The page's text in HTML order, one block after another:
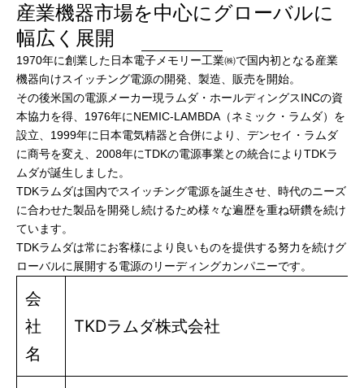
産業機器市場を中心にグローバルに
幅広く展開
1970年に創業した日本電子メモリー工業㈱で国内初となる産業
機器向けスイッチング電源の開発、製造、販売を開始。
その後米国の電源メーカー現ラムダ・ホールディングスINCの資
本協力を得、1976年にNEMIC-LAMBDA（ネミック・ラムダ）を
設立、1999年に日本電気精器と合併により、デンセイ・ラムダ
に商号を変え、2008年にTDKの電源事業との統合によりTDKラ
ムダが誕生しました。
TDKラムダは国内でスイッチング電源を誕生させ、時代のニーズ
に合わせた製品を開発し続けるため様々な遍歴を重ね研鑽を続け
ています。
TDKラムダは常にお客様により良いものを提供する努力を続けグ
ローバルに展開する電源のリーディングカンパニーです。
会
社
名
TKDラムダ株式会社